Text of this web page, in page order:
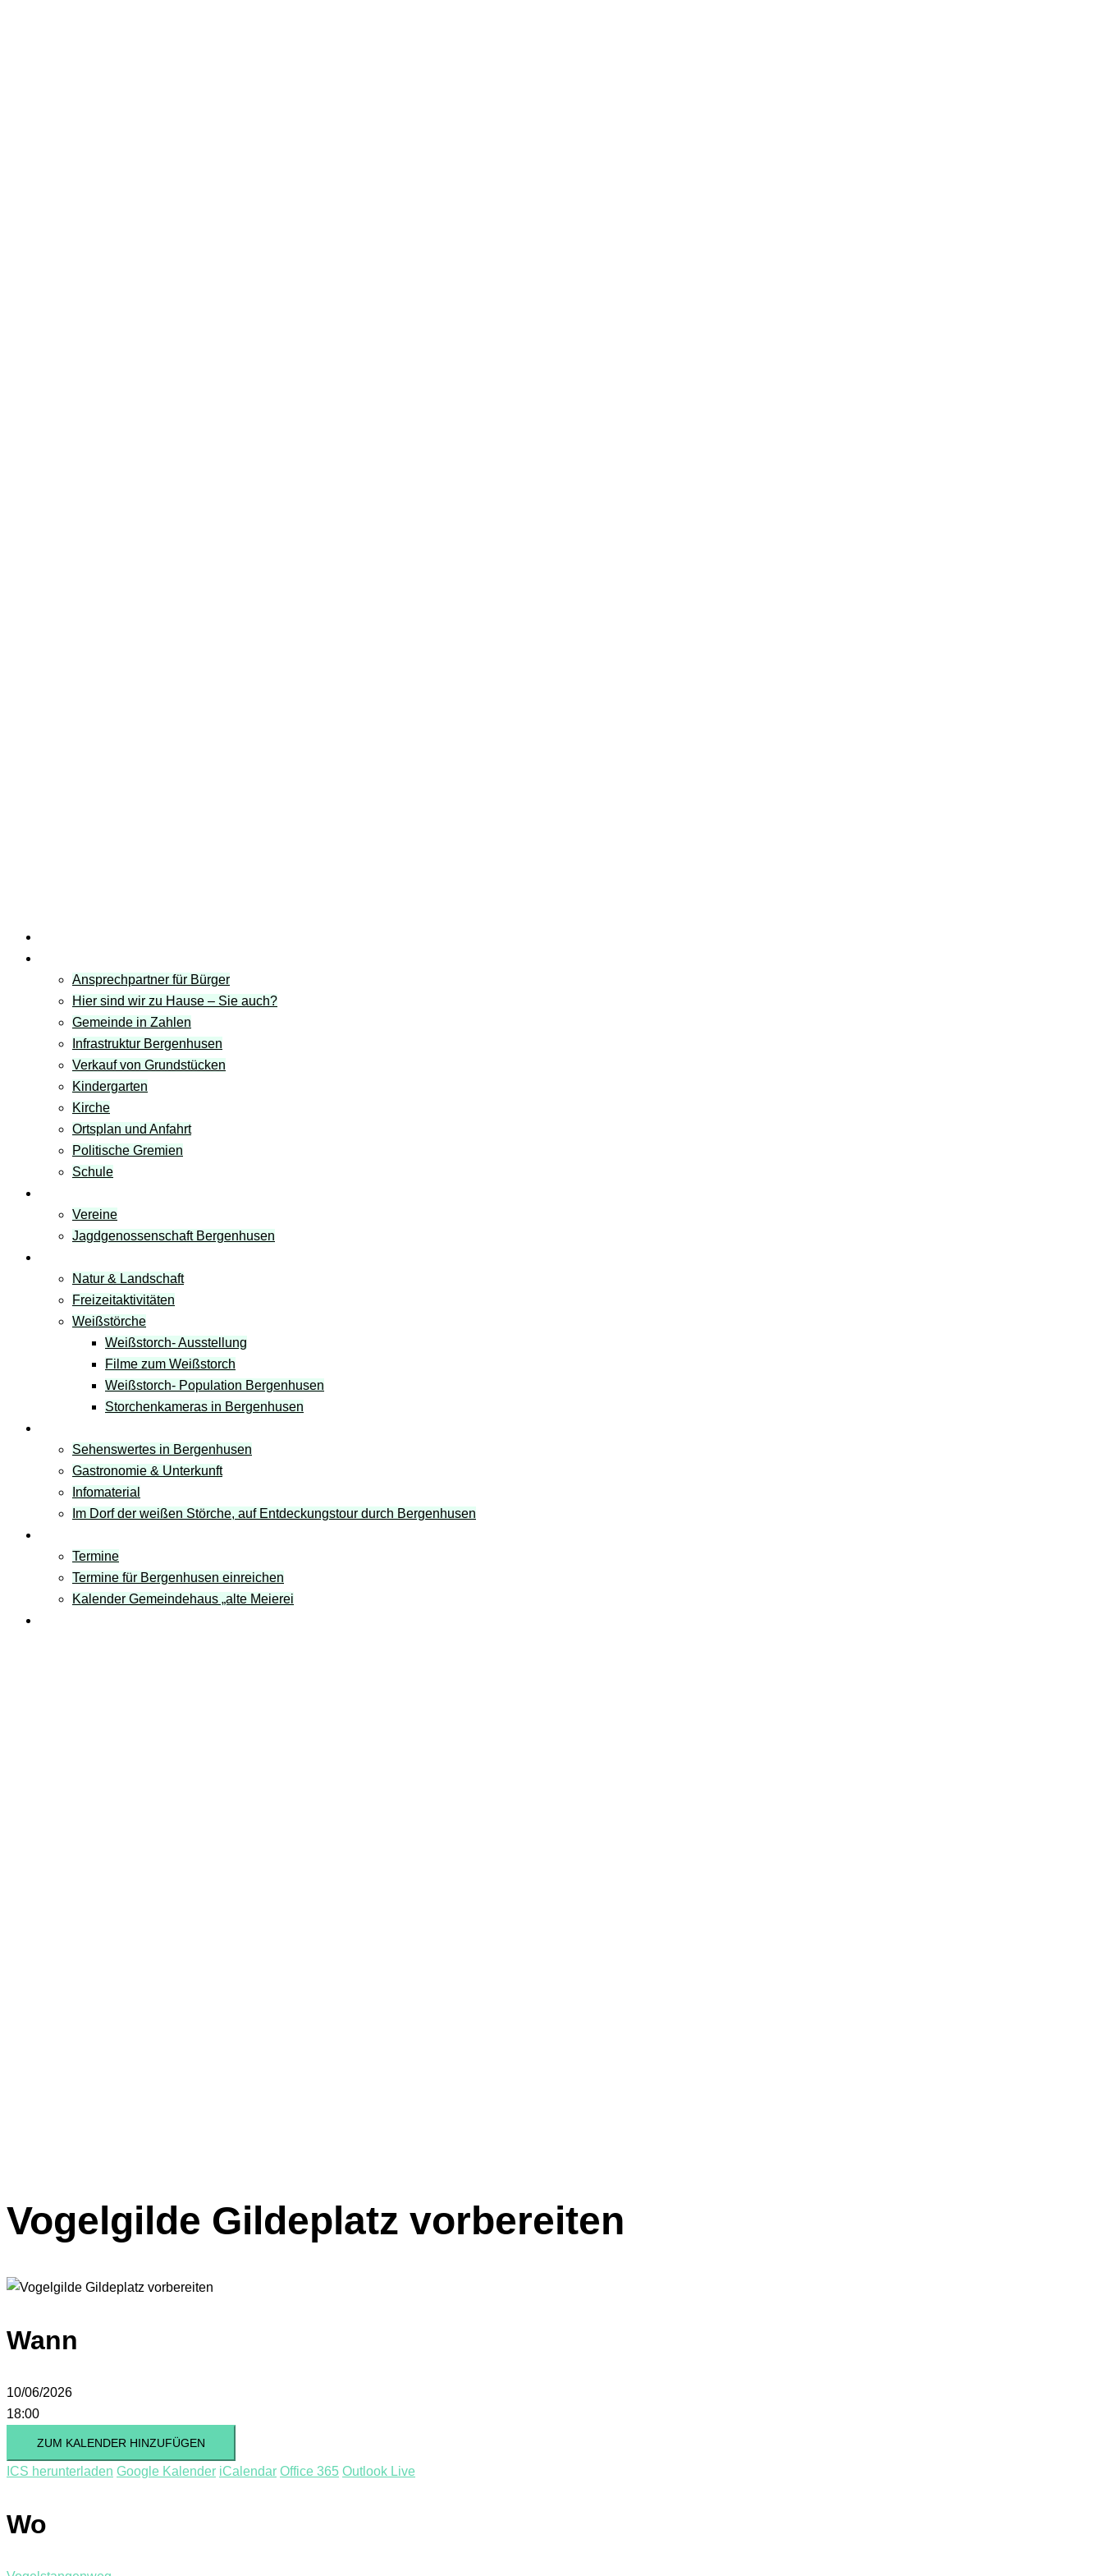
Ansprechpartner für Bürger
Hier sind wir zu Hause – Sie auch?
Gemeinde in Zahlen
Infrastruktur Bergenhusen
Verkauf von Grundstücken
Kindergarten
Kirche
Ortsplan und Anfahrt
Politische Gremien
Schule
Vereine
Jagdgenossenschaft Bergenhusen
Natur & Landschaft
Freizeitaktivitäten
Weißstörche
Weißstorch- Ausstellung
Filme zum Weißstorch
Weißstorch- Population Bergenhusen
Storchenkameras in Bergenhusen
Sehenswertes in Bergenhusen
Gastronomie & Unterkunft
Infomaterial
Im Dorf der weißen Störche, auf Entdeckungstour durch Bergenhusen
Termine
Termine für Bergenhusen einreichen
Kalender Gemeindehaus „alte Meierei
Vogelgilde Gildeplatz vorbereiten
Wann
10/06/2026
18:00
ZUM KALENDER HINZUFÜGEN
ICS herunterladen Google Kalender iCalendar Office 365 Outlook Live
Wo